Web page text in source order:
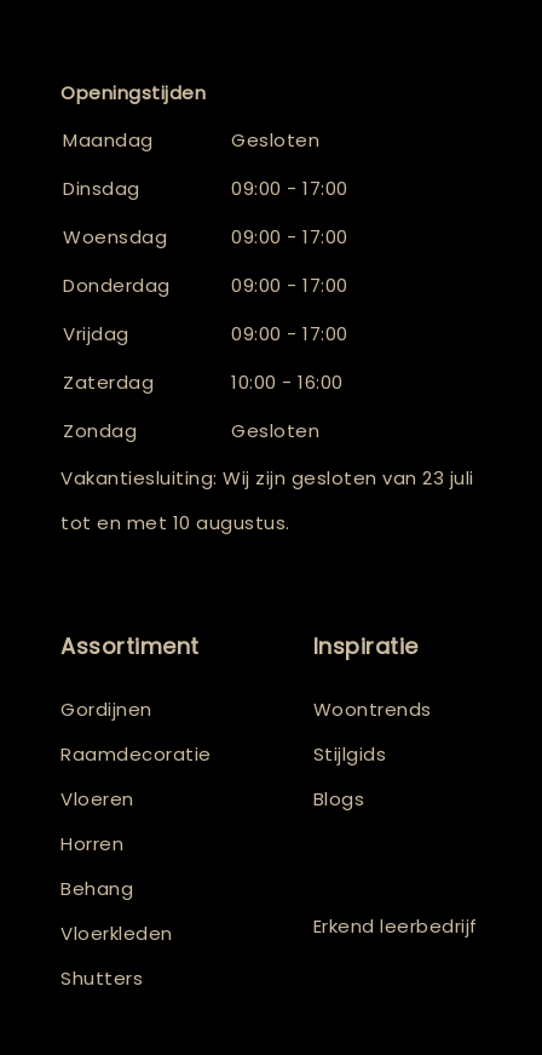
Openingstijden
Maandag
Gesloten
Dinsdag
09:00 - 17:00
Woensdag
09:00 - 17:00
Donderdag
09:00 - 17:00
Vrijdag
09:00 - 17:00
Zaterdag
10:00 - 16:00
Zondag
Gesloten
Vakantiesluiting: Wij zijn gesloten van 23 juli
tot en met 10 augustus.
Assortiment
Gordijnen
Raamdecoratie
Vloeren
Horren
Behang
Vloerkleden
Shutters
Inspiratie
Woontrends
Stijlgids
Blogs
Erkend leerbedrijf